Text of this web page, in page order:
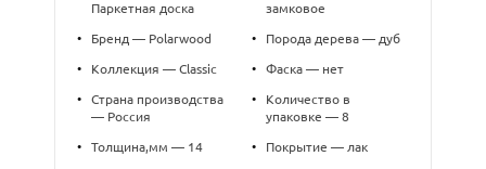
Паркетная доска
• Бренд — Polarwood
• Коллекция — Classic
•
Страна производства
— Россия
• Толщина,мм — 14
замковое
• Порода дерева — дуб
• Фаска — нет
•
Количество в
упаковке — 8
• Покрытие — лак